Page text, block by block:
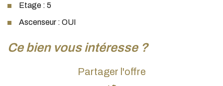
Etage : 5
Ascenseur : OUI
la ville de sainte foy lès lyon (69110)
ce bien vous intéresse ?
Partager l'offre